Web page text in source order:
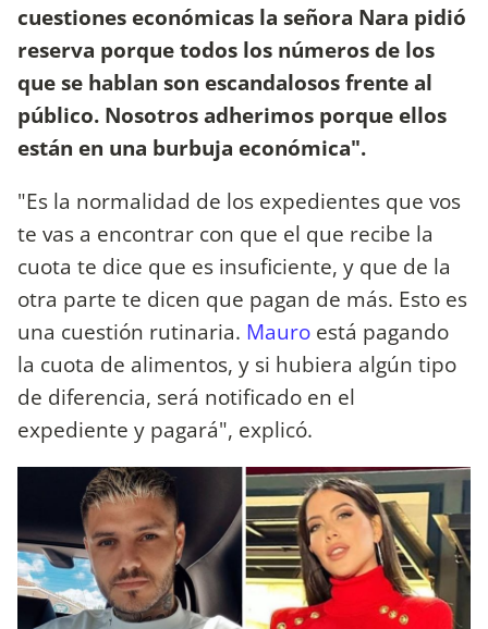
cuestiones económicas la señora Nara pidió
reserva porque todos los números de los
que se hablan son escandalosos frente al
público. Nosotros adherimos porque ellos
están en una burbuja económica".
"Es la normalidad de los expedientes que vos
te vas a encontrar con que el que recibe la
cuota te dice que es insuficiente, y que de la
otra parte te dicen que pagan de más. Esto es
una cuestión rutinaria. Mauro está pagando
la cuota de alimentos, y si hubiera algún tipo
de diferencia, será notificado en el
expediente y pagará", explicó.